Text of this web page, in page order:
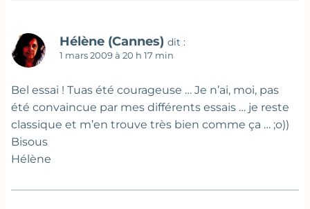
Hélène (Cannes) dit :
1 mars 2009 à 20 h 17 min
Bel essai ! Tuas été courageuse … Je n’ai, moi, pas
été convaincue par mes différents essais … je reste
classique et m’en trouve très bien comme ça … ;o))
Bisous
Hélène